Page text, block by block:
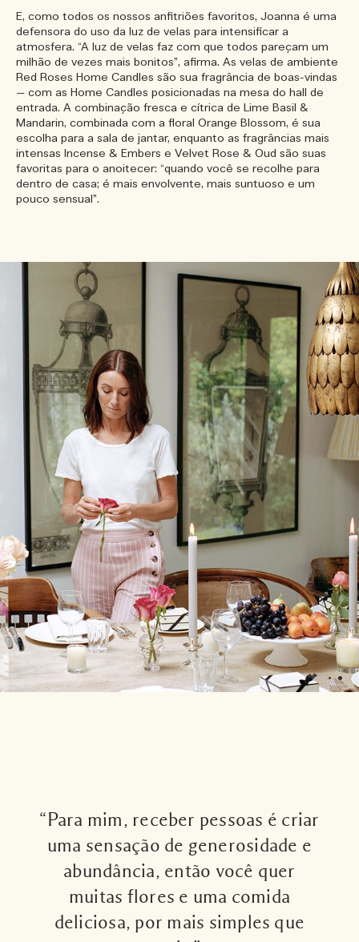
E, como todos os nossos anfitriões favoritos, Joanna é uma
defensora do uso da luz de velas para intensificar a
atmosfera. “A luz de velas faz com que todos pareçam um
milhão de vezes mais bonitos”, afirma. As velas de ambiente
Red Roses Home Candles são sua fragrância de boas-vindas
— com as Home Candles posicionadas na mesa do hall de
entrada. A combinação fresca e cítrica de Lime Basil &
Mandarin, combinada com a floral Orange Blossom, é sua
escolha para a sala de jantar, enquanto as fragrâncias mais
intensas Incense & Embers e Velvet Rose & Oud são suas
favoritas para o anoitecer: “quando você se recolhe para
dentro de casa; é mais envolvente, mais suntuoso e um
pouco sensual”.
“Para mim, receber pessoas é criar
uma sensação de generosidade e
abundância, então você quer
muitas flores e uma comida
deliciosa, por mais simples que